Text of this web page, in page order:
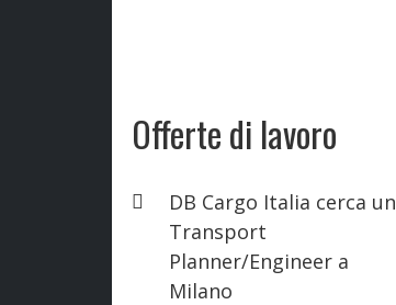
Offerte di lavoro
DB Cargo Italia cerca un
Transport
Planner/Engineer a
Milano